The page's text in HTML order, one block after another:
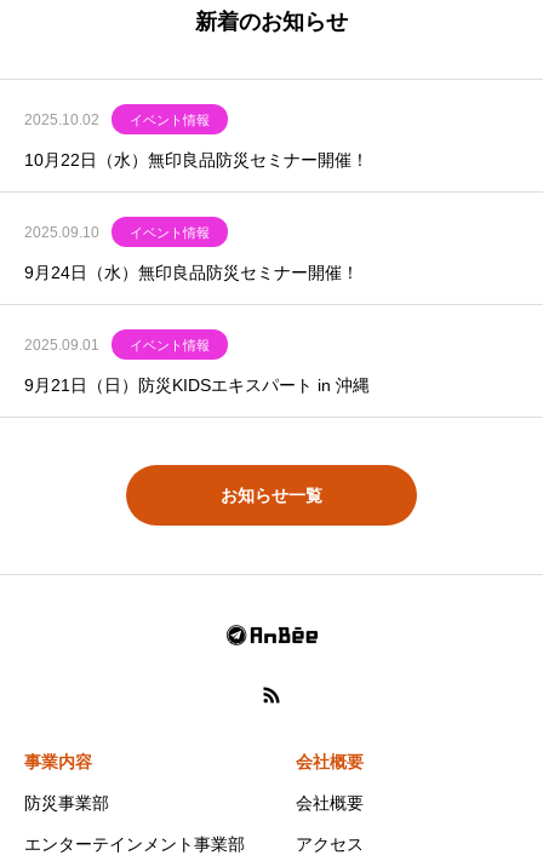
新着のお知らせ
2025.10.02 イベント情報
10月22日（水）無印良品防災セミナー開催！
2025.09.10 イベント情報
9月24日（水）無印良品防災セミナー開催！
2025.09.01 イベント情報
9月21日（日）防災KIDSエキスパート in 沖縄
お知らせ一覧
事業内容
防災事業部
エンターテインメント事業部
会社概要
会社概要
アクセス